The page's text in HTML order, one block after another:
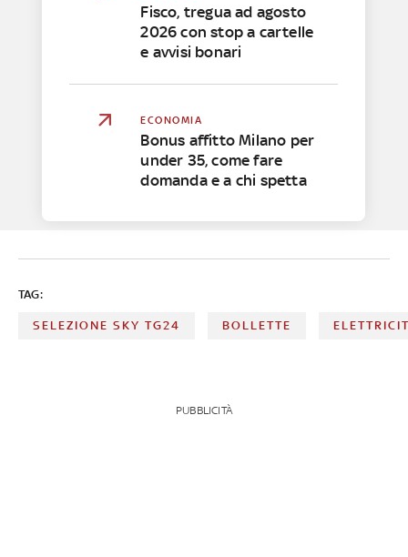
Fisco, tregua ad agosto
2026 con stop a cartelle
e avvisi bonari
ECONOMIA
Bonus affitto Milano per
under 35, come fare
domanda e a chi spetta
TAG:
SELEZIONE SKY TG24 BOLLETTE
PUBBLICITÀ